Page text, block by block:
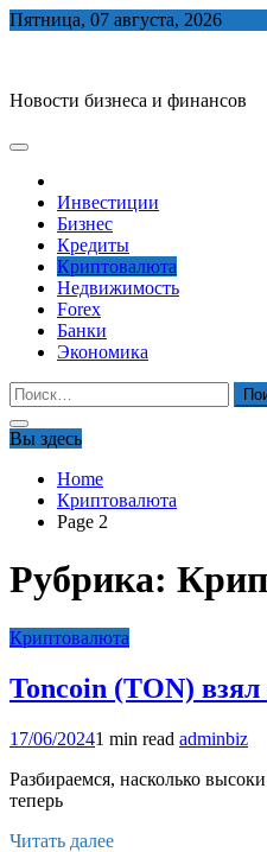
Skip
Пятница, 07 августа, 2026
Новости бизнеса и финансов
Инвестиции
Бизнес
Кредиты
Криптовалюта
Недвижимость
Forex
Банки
Экономика
Найти:
Вы здесь
Home
Криптовалюта
Page 2
Рубрика:
Криптовалюта
Toncoin (TON)
17/06/20241 min read adminbiz
Разбираемся, насколько
теперь
Читать далее